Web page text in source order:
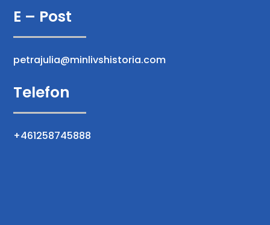
E – Post
petrajulia@minlivshistoria.com
Telefon
+461258745888